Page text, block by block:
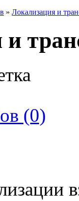
» Локализация и
(0)